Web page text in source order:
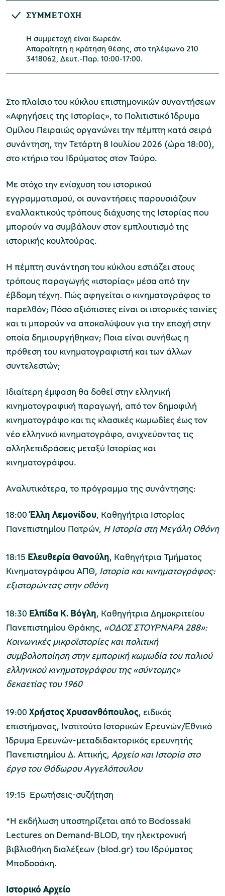
Μουσείο Μαρμαροτεχνίας
Μουσείο Μαστίχας Χίου
Μουσείο Αργυροτεχνίας
προγράμματα
εισιτήρια
εισιτηρίων
ΣΥΜΜΕΤΟΧΗ
Η συμμετοχή είναι δωρεάν.
Απαραίτητη η κράτηση θέσης, στο τηλέφωνο 210
3418062, Δευτ.-Παρ. 10:00-17:00.
Στο πλαίσιο του κύκλου επιστημονικών συναντήσεων
«Αφηγήσεις της Ιστορίας», το Πολιτιστικό Ίδρυμα
Ομίλου Πειραιώς οργανώνει την πέμπτη κατά σειρά
συνάντηση, την Τετάρτη 8 Ιουλίου 2026 (ώρα 18:00),
στο κτήριο του Ιδρύματος στον Ταύρο.
Με στόχο την ενίσχυση του ιστορικού
εγγραμματισμού, οι συναντήσεις παρουσιάζουν
εναλλακτικούς τρόπους διάχυσης της Ιστορίας που
μπορούν να συμβάλουν στον εμπλουτισμό της
ιστορικής κουλτούρας.
Η πέμπτη συνάντηση του κύκλου εστιάζει στους
τρόπους παραγωγής «ιστορίας» μέσα από την
έβδομη τέχνη. Πώς αφηγείται ο κινηματογράφος το
παρελθόν; Πόσο αξιόπιστες είναι οι ιστορικές ταινίες
και τι μπορούν να αποκαλύψουν για την εποχή στην
οποία δημιουργήθηκαν; Ποια είναι συνήθως η
πρόθεση του κινηματογραφιστή και των άλλων
συντελεστών;
Ιδιαίτερη έμφαση θα δοθεί στην ελληνική
κινηματογραφική παραγωγή, από τον δημοφιλή
κινηματογράφο και τις κλασικές κωμωδίες έως τον
νέο ελληνικό κινηματογράφο, ανιχνεύοντας τις
αλληλεπιδράσεις μεταξύ Ιστορίας και
κινηματογράφου.
Αναλυτικότερα, το πρόγραμμα της συνάντησης:
18:00 ΈλληΛεμονίδου, Καθηγήτρια Ιστορίας
Πανεπιστημίου Πατρών, Η Ιστορία στη Μεγάλη Οθόνη
18:15 Ελευθερία Θανούλη, Καθηγήτρια Τμήματος
Κινηματογράφου ΑΠΘ, Ιστορία και κινηματογράφος:
εξιστορώντας στην οθόνη
18:30 Ελπίδα Κ. Βόγλη, Καθηγήτρια Δημοκριτείου
Πανεπιστημίου Θράκης, «ΟΔΟΣ ΣΤΟΥΡΝΑΡΑ 288»:
Κοινωνικές μικροϊστορίες και πολιτική
συμβολοποίηση στην εμπορική κωμωδία του παλιού
ελληνικού κινηματογράφου της «σύντομης»
δεκαετίας του 1960
19:00 Χρήστος Χρυσανθόπουλος, ειδικός
επιστήμονας, Ινστιτούτο Ιστορικών Ερευνών/Εθνικό
Ίδρυμα Ερευνών-μεταδιδακτορικός ερευνητής
Πανεπιστημίου Δ. Αττικής, Αρχείο και Ιστορία στο
έργο του Θόδωρου Αγγελόπουλου
19:15 Ερωτήσεις-συζήτηση
*Η εκδήλωση υποστηρίζεται από το Bodossaki
Lectures on Demand-BLOD, την ηλεκτρονική
βιβλιοθήκη διαλέξεων (blod.gr) του Ιδρύματος
Μποδοσάκη.
Ιστορικό Αρχείο